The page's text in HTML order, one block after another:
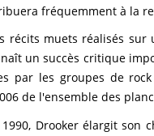
fréquemment à la
récits muets réalisés
un succès critique
par les groupes de
de l'ensemble des
1990, Drooker élargit